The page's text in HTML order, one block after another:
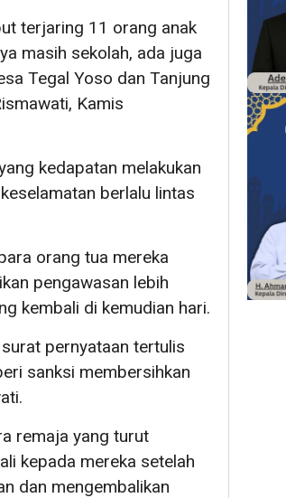
terjaring 11 orang anak
masih sekolah, ada juga
Tegal Yoso dan Tanjung
Kamis
kedapatan melakukan
berlalu lintas
orang tua mereka
pengawasan lebih
kembali di kemudian hari.
pernyataan tertulis
sanksi membersihkan
remaja yang turut
kepada mereka setelah
dan mengembalikan